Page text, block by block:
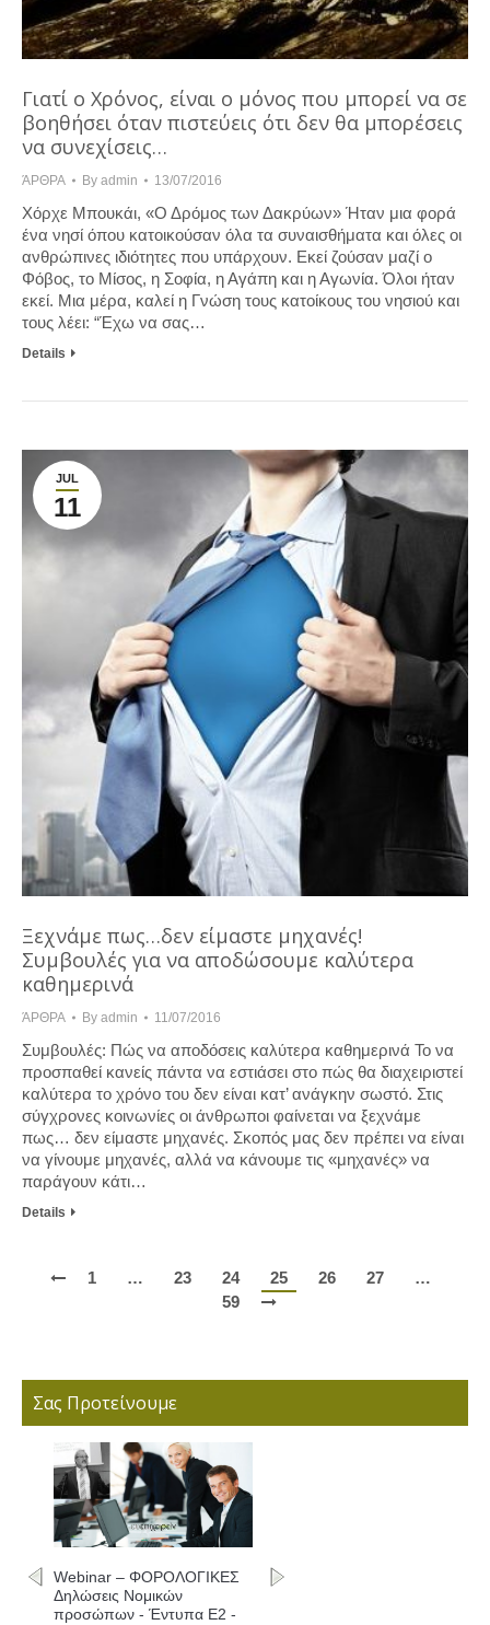
Γιατί ο Χρόνος, είναι ο μόνος που μπορεί να σε
βοηθήσει όταν πιστεύεις ότι δεν θα μπορέσεις
να συνεχίσεις…
ΆΡΘΡΑ By admin 13/07/2016
Χόρχε Μπουκάι, «Ο Δρόμος των Δακρύων» Ήταν μια φορά
ένα νησί όπου κατοικούσαν όλα τα συναισθήματα και όλες οι
ανθρώπινες ιδιότητες που υπάρχουν. Εκεί ζούσαν μαζί ο
Φόβος, το Μίσος, η Σοφία, η Αγάπη και η Αγωνία. Όλοι ήταν
εκεί. Μια μέρα, καλεί η Γνώση τους κατοίκους του νησιού και
τους λέει: “Έχω να σας…
Details
JUL
11
Ξεχνάμε πως…δεν είμαστε μηχανές!
Συμβουλές για να αποδώσουμε καλύτερα
καθημερινά
ΆΡΘΡΑ By admin 11/07/2016
Συμβουλές: Πώς να αποδόσεις καλύτερα καθημερινά Το να
προσπαθεί κανείς πάντα να εστιάσει στο πώς θα διαχειριστεί
καλύτερα το χρόνο του δεν είναι κατ’ ανάγκην σωστό. Στις
σύγχρονες κοινωνίες οι άνθρωποι φαίνεται να ξεχνάμε
πως… δεν είμαστε μηχανές. Σκοπός μας δεν πρέπει να είναι
να γίνουμε μηχανές, αλλά να κάνουμε τις «μηχανές» να
παράγουν κάτι…
Details
1 … 23 24 25 26 27
…
59
Σας Προτείνουμε
Webinar – ΦΟΡΟΛΟΓΙΚΕΣ
Δηλώσεις - Συμπλήρωση
εντύπων Ε1 - Ε2 - Ε3 και